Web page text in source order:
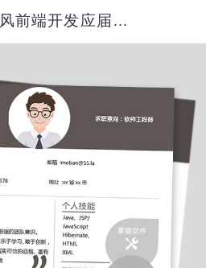
深灰色个性风前端开发应届生简历